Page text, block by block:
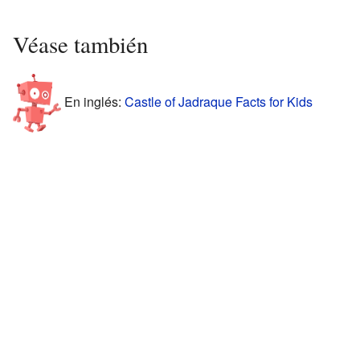
Véase también
En inglés: Castle of Jadraque Facts for Kids